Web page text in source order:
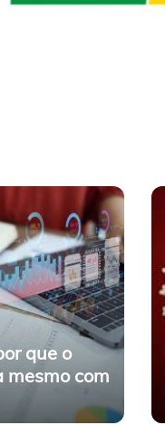
que o
mesmo com